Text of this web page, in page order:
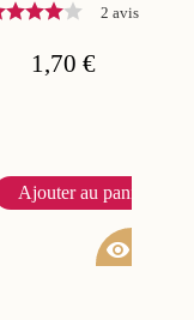
2 avis
1,70 €
Ajouter au panier
visibility